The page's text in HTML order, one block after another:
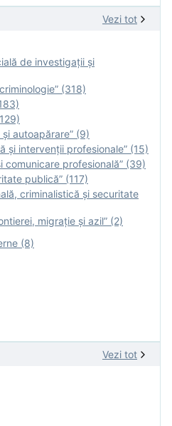
Vezi tot
de investigaţii şi
(318)
autoapărare” (9)
şi intervenţii profesionale” (15)
comunicare profesională” (39)
publică” (117)
criminalistică și securitate
migrație și azil” (2)
(8)
Vezi tot